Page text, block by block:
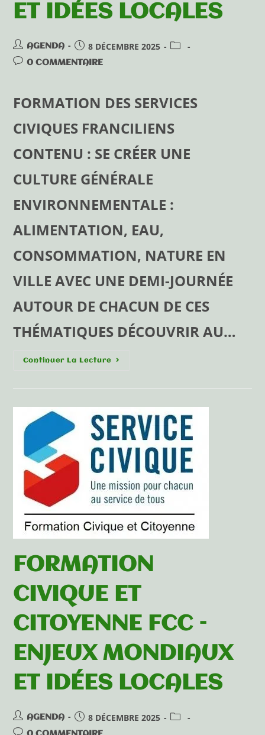
ET IDÉES LOCALES
AGENDA 8 DÉCEMBRE 2025
0 COMMENTAIRE
FORMATION DES SERVICES
CIVIQUES FRANCILIENS
CONTENU : SE CRÉER UNE
CULTURE GÉNÉRALE
ENVIRONNEMENTALE :
ALIMENTATION, EAU,
CONSOMMATION, NATURE EN
VILLE AVEC UNE DEMI-JOURNÉE
AUTOUR DE CHACUN DE CES
THÉMATIQUES DÉCOUVRIR AU…
Continuer La Lecture
FORMATION
CIVIQUE ET
CITOYENNE FCC –
ENJEUX MONDIAUX
ET IDÉES LOCALES
AGENDA 8 DÉCEMBRE 2025